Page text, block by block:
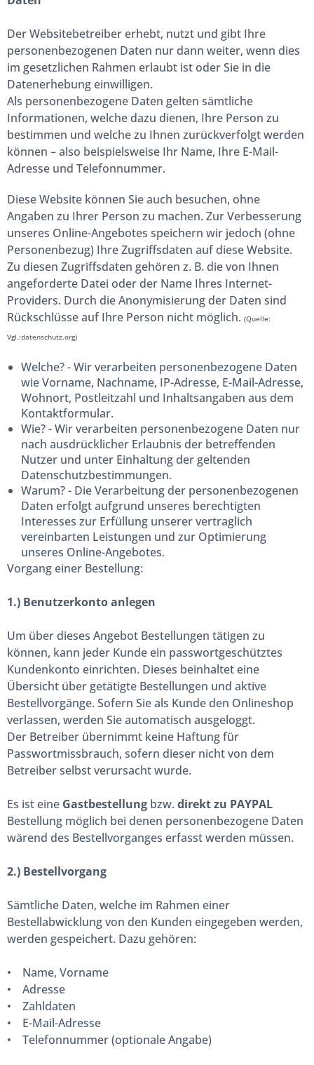
Der Websitebetreiber erhebt, nutzt und gibt Ihre
personenbezogenen Daten nur dann weiter, wenn dies
im gesetzlichen Rahmen erlaubt ist oder Sie in die
Datenerhebung einwilligen.
Als personenbezogene Daten gelten sämtliche
Informationen, welche dazu dienen, Ihre Person zu
bestimmen und welche zu Ihnen zurückverfolgt werden
können – also beispielsweise Ihr Name, Ihre E-Mail-
Adresse und Telefonnummer.
Diese Website können Sie auch besuchen, ohne
Angaben zu Ihrer Person zu machen. Zur Verbesserung
unseres Online-Angebotes speichern wir jedoch (ohne
Personenbezug) Ihre Zugriffsdaten auf diese Website.
Zu diesen Zugriffsdaten gehören z. B. die von Ihnen
angeforderte Datei oder der Name Ihres Internet-
Providers. Durch die Anonymisierung der Daten sind
Rückschlüsse auf Ihre Person nicht möglich. (Quelle:
Vgl.:datenschutz.org)
Welche? - Wir verarbeiten personenbezogene Daten
wie Vorname, Nachname, IP-Adresse, E-Mail-Adresse,
Wohnort, Postleitzahl und Inhaltsangaben aus dem
Kontaktformular.
Wie? - Wir verarbeiten personenbezogene Daten nur
nach ausdrücklicher Erlaubnis der betreffenden
Nutzer und unter Einhaltung der geltenden
Datenschutzbestimmungen.
Warum? - Die Verarbeitung der personenbezogenen
Daten erfolgt aufgrund unseres berechtigten
Interesses zur Erfüllung unserer vertraglich
vereinbarten Leistungen und zur Optimierung
unseres Online-Angebotes.
Vorgang einer Bestellung:
1.) Benutzerkonto anlegen
Um über dieses Angebot Bestellungen tätigen zu
können, kann jeder Kunde ein passwortgeschütztes
Kundenkonto einrichten. Dieses beinhaltet eine
Übersicht über getätigte Bestellungen und aktive
Bestellvorgänge. Sofern Sie als Kunde den Onlineshop
verlassen, werden Sie automatisch ausgeloggt.
Der Betreiber übernimmt keine Haftung für
Passwortmissbrauch, sofern dieser nicht von dem
Betreiber selbst verursacht wurde.
Es ist eine Gastbestellung bzw. direkt zu PAYPAL
Bestellung möglich bei denen personenbezogene Daten
wärend des Bestellvorganges erfasst werden müssen.
2.) Bestellvorgang
Sämtliche Daten, welche im Rahmen einer
Bestellabwicklung von den Kunden eingegeben werden,
werden gespeichert. Dazu gehören:
• Name, Vorname
• Adresse
• Zahldaten
• E-Mail-Adresse
• Telefonnummer (optionale Angabe)